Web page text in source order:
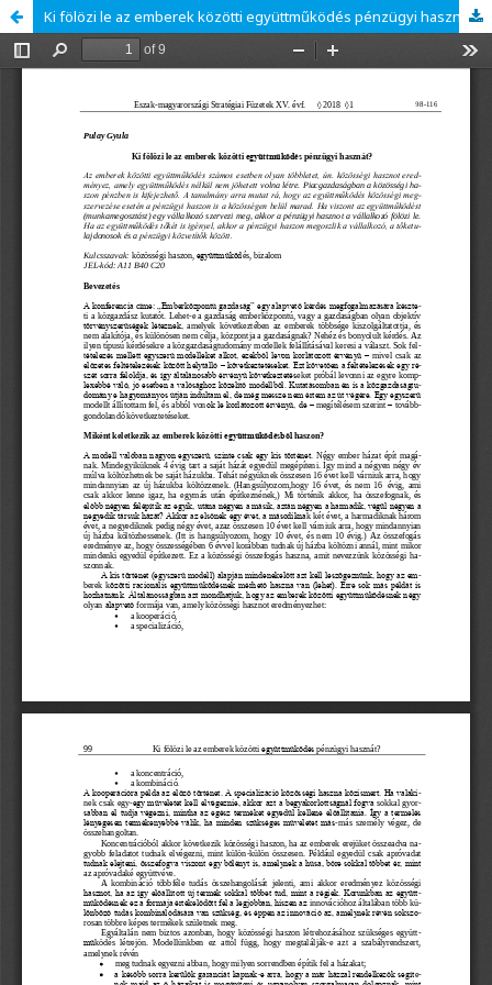
Ki fölözi le az emberek közötti együttműködés pénzügyi hasznát?